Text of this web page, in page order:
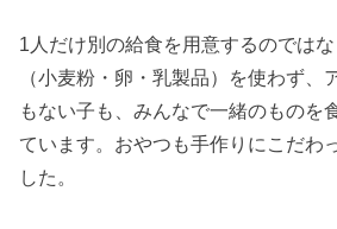
1人だけ別の給食を用意するのでは
（小麦粉・卵・乳製品）を使わず、
もない子も、みんなで一緒のものを
ています。おやつも手作りにこだわ
した。